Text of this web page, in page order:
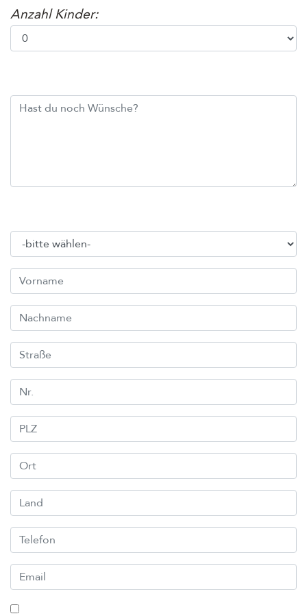
Anzahl Kinder:
Bemerkungen Fragen
Adressangaben
Anrede
Vorname
Nachname
Straße
Nr.
PLZ
Ort
Land
Telefon
Email